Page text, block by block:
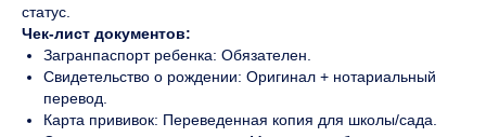
статус.
Чек-лист документов:
Загранпаспорт ребенка: Обязателен.
Свидетельство о рождении: Оригинал + нотариальный
перевод.
Карта прививок: Переведенная копия для школы/сада.